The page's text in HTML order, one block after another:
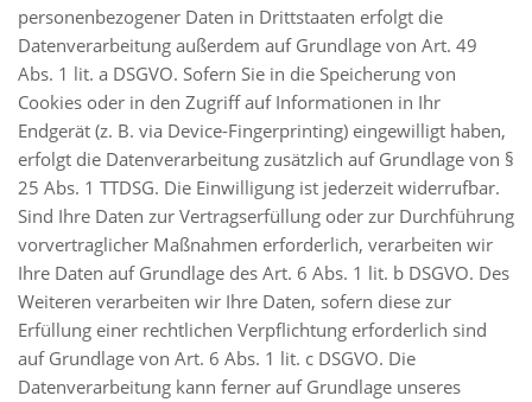
personenbezogener Daten in Drittstaaten erfolgt die
Datenverarbeitung außerdem auf Grundlage von Art. 49
Abs. 1 lit. a DSGVO. Sofern Sie in die Speicherung von
Cookies oder in den Zugriff auf Informationen in Ihr
Endgerät (z. B. via Device-Fingerprinting) eingewilligt haben,
erfolgt die Datenverarbeitung zusätzlich auf Grundlage von §
25 Abs. 1 TTDSG. Die Einwilligung ist jederzeit widerrufbar.
Sind Ihre Daten zur Vertragserfüllung oder zur Durchführung
vorvertraglicher Maßnahmen erforderlich, verarbeiten wir
Ihre Daten auf Grundlage des Art. 6 Abs. 1 lit. b DSGVO. Des
Weiteren verarbeiten wir Ihre Daten, sofern diese zur
Erfüllung einer rechtlichen Verpflichtung erforderlich sind
auf Grundlage von Art. 6 Abs. 1 lit. c DSGVO. Die
Datenverarbeitung kann ferner auf Grundlage unseres